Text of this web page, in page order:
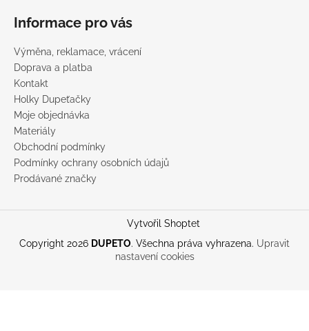
Informace pro vás
Výměna, reklamace, vrácení
Doprava a platba
Kontakt
Holky Dupeťačky
Moje objednávka
Materiály
Obchodní podmínky
Podmínky ochrany osobních údajů
Prodávané značky
Vytvořil Shoptet
Copyright 2026 DUPETO. Všechna práva vyhrazena. Upravit
nastavení cookies